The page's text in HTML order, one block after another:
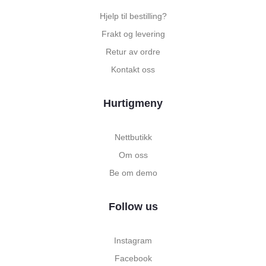
Hjelp til bestilling?
Frakt og levering
Retur av ordre
Kontakt oss
Hurtigmeny
Nettbutikk
Om oss
Be om demo
Follow us
Instagram
Facebook